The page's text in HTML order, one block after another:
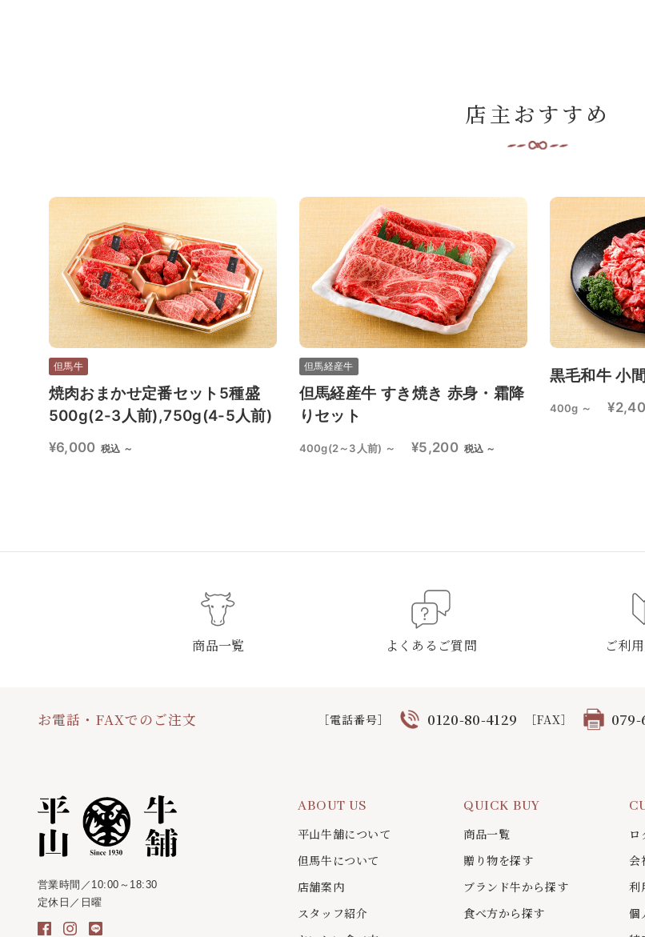
店主おすすめ
但馬牛
焼肉おまかせ定番セット5種盛
500g(2-3人前),750g(4-5人前)
¥6,000 税込 ～
但馬経産牛
但馬経産牛 すき焼き 赤身・霜降
りセット
400g(2～3人前) ～ ¥5,200 税込 ～
黒毛和牛 小
400g ～
商品一覧 よくあるご質問 ご利
お電話・FAXでのご注文 ［電話番号］ 0120-80-4129 ［FAX］ 079-
営業時間／10:00～18:30
定休日／日曜
ABOUT US
平山牛舗について
但馬牛について
店舗案内
スタッフ紹介
QUICK BUY
商品一覧
贈り物を探す
ブランド牛から探す
食べ方から探す
ロ
会
利
個